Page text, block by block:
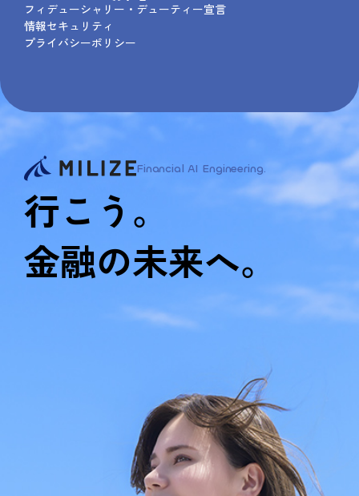
フィデューシャリー・デューティー宣言
情報セキュリティ
プライバシーポリシー
Financial AI Engineering.
行こう。
金融の未来へ。